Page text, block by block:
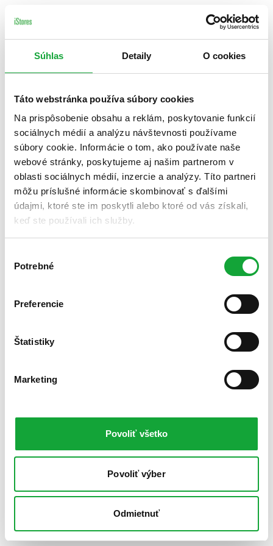
Súhlas Detaily O cookies
Táto webstránka používa súbory cookies
Na prispôsobenie obsahu a reklám, poskytovanie funkcií
sociálnych médií a analýzu návštevnosti používame
súbory cookie. Informácie o tom, ako používate naše
webové stránky, poskytujeme aj našim partnerom v
oblasti sociálnych médií, inzercie a analýzy. Títo partneri
môžu príslušné informácie skombinovať s ďalšími
údajmi, ktoré ste im poskytli alebo ktoré od vás získali,
keď ste používali ich služby.
súhlasu
Potrebné
Preferencie
Štatistiky
Marketing
Povoliť všetko
Povoliť výber
Odmietnuť